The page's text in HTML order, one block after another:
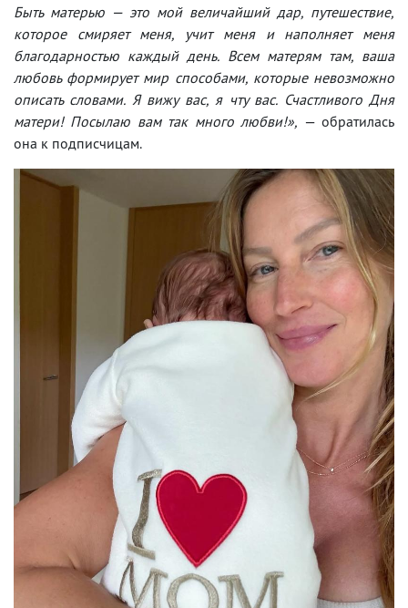
Быть матерью — это мой величайший дар, путешествие,
которое смиряет меня, учит меня и наполняет меня
благодарностью каждый день. Всем матерям там, ваша
любовь формирует мир способами, которые невозможно
описать словами. Я вижу вас, я чту вас. Счастливого Дня
матери! Посылаю вам так много любви!», — обратилась
она к подписчицам.